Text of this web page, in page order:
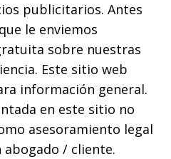
publicitarios. Antes
le enviemos
sobre nuestras
Este sitio web
información general.
en este sitio no
asesoramiento legal
/ cliente.